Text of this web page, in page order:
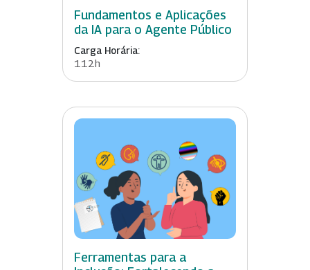
Fundamentos e Aplicações
da IA para o Agente Público
Carga Horária:
112h
Ferramentas para a